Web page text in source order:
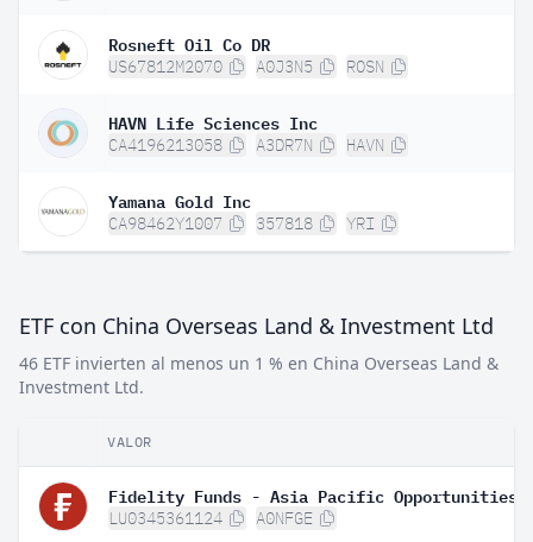
Rosneft Oil Co DR
US67812M2070 A0J3N5 ROSN
HAVN Life Sciences Inc
CA4196213058 A3DR7N HAVN
Yamana Gold Inc
CA98462Y1007 357818 YRI
ETF con China Overseas Land & Investment Ltd
46 ETF invierten al menos un 1 % en China Overseas Land &
Investment Ltd.
VALOR
LU0345361124 A0NFGE